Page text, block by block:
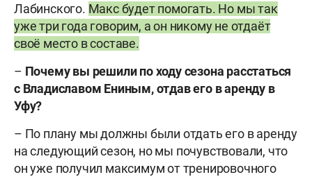
Лабинского. Макс будет помогать. Но мы так
уже три года говорим, а он никому не отдаёт
своё место в составе.
– Почему вы решили по ходу сезона расстаться
с Владиславом Ениным, отдав его в аренду в
Уфу?
– По плану мы должны были отдать его в аренду
на следующий сезон, но мы почувствовали, что
он уже получил максимум от тренировочного